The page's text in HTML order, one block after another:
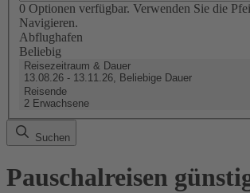
0 Optionen verfügbar. Verwenden Sie die
Navigieren.
Abflughafen
Beliebig
Reisezeitraum & Dauer
13.08.26 - 13.11.26, Beliebige Dauer
Reisende
2 Erwachsene
Suchen
Pauschalreisen